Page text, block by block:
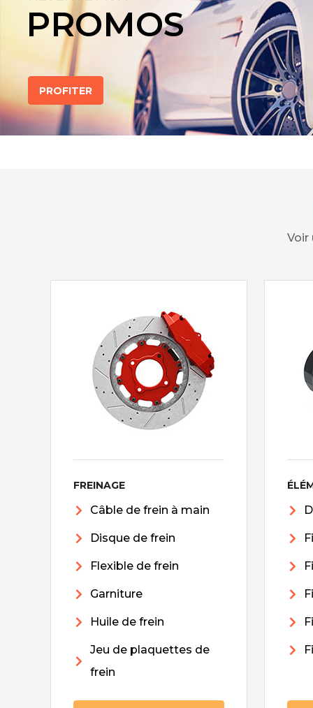
PROMOS
PROFITER
Voir
FREINAGE
Câble de frein à main
Disque de frein
Flexible de frein
Garniture
Huile de frein
Jeu de plaquettes de
frein